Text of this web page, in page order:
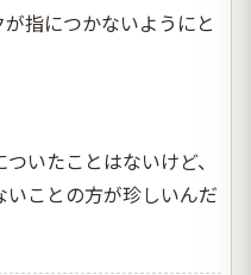
指につかないようにと
いたことはないけど、
ことの方が珍しいんだ